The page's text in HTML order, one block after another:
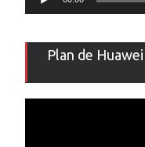
Plan de